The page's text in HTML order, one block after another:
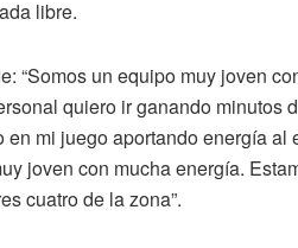
libre.
quiero ir ganando minutos
en mi juego aportando energía al
joven con mucha energía.
cuatro de la zona”.